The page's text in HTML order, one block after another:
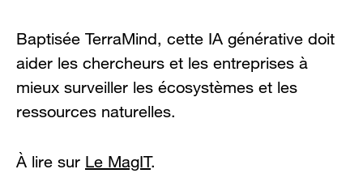
Baptisée TerraMind, cette IA générative doit
aider les chercheurs et les entreprises à
mieux surveiller les écosystèmes et les
ressources naturelles.
À lire sur Le MagIT.